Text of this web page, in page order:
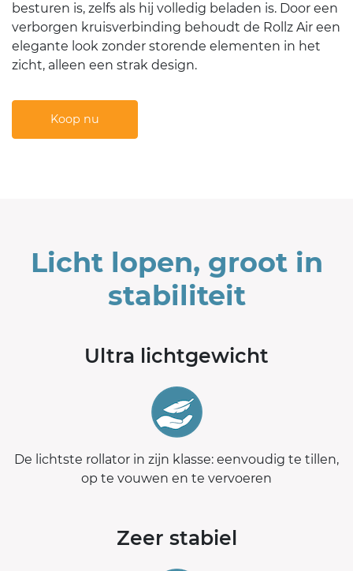
besturen is, zelfs als hij volledig beladen is. Door een
verborgen kruisverbinding behoudt de Rollz Air een
elegante look zonder storende elementen in het
zicht, alleen een strak design.
Koop nu
Licht lopen, groot in
stabiliteit
Ultra lichtgewicht
De lichtste rollator in zijn klasse: eenvoudig te tillen,
op te vouwen en te vervoeren
Zeer stabiel